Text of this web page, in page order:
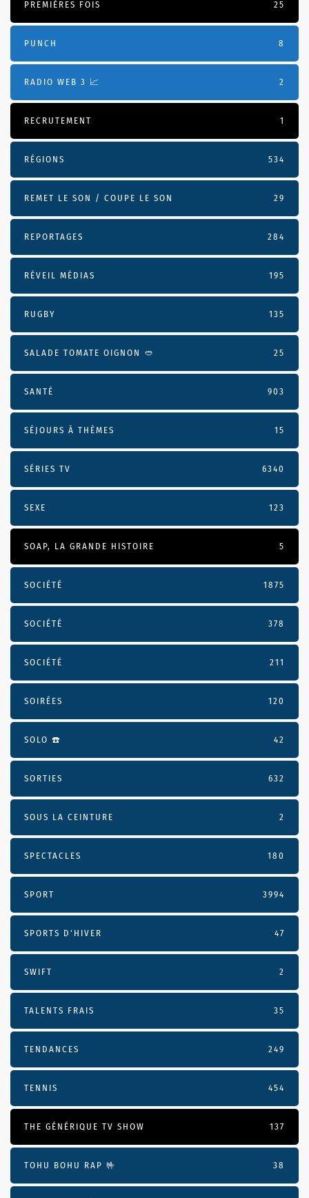
PREMIÈRES FOIS 25
PUNCH 8
RADIO WEB 3 📈 2
RECRUTEMENT 1
RÉGIONS 534
REMET LE SON / COUPE LE SON 29
REPORTAGES 284
RÉVEIL MÉDIAS 195
RUGBY 135
SALADE TOMATE OIGNON 🥙 25
SANTÉ 903
SÉJOURS À THÈMES 15
SÉRIES TV 6340
SEXE 123
SOAP, LA GRANDE HISTOIRE 5
SOCIÉTÉ 1875
SOCIÉTÉ 378
SOCIÉTÉ 211
SOIRÉES 120
SOLO ☎️ 42
SORTIES 632
SOUS LA CEINTURE 2
SPECTACLES 180
SPORT 3994
SPORTS D'HIVER 47
SWIFT 2
TALENTS FRAIS 35
TENDANCES 249
TENNIS 454
THE GÉNÉRIQUE TV SHOW 137
TOHU BOHU RAP 🤟 38